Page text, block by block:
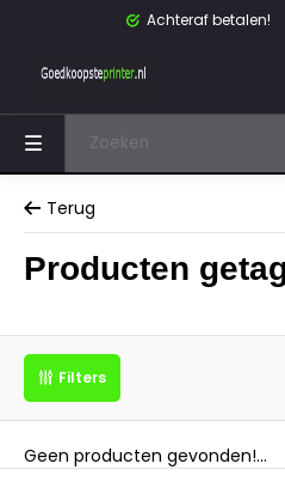
Achteraf betalen!
Terug
Producten
Filters
Geen producten gevonden!...